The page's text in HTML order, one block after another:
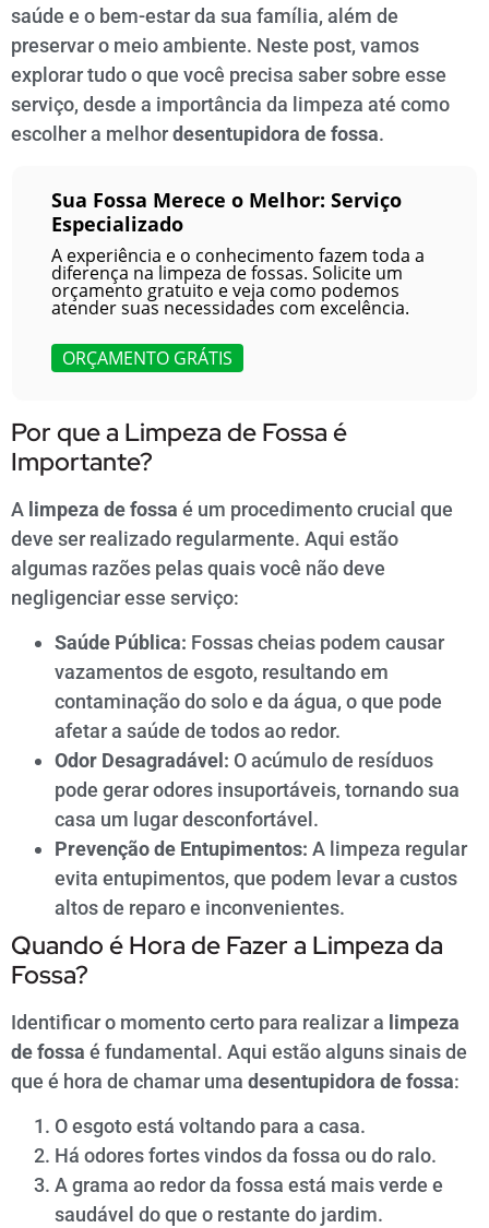
saúde e o bem-estar da sua família, além de
preservar o meio ambiente. Neste post, vamos
explorar tudo o que você precisa saber sobre esse
serviço, desde a importância da limpeza até como
escolher a melhordesentupidora de fossa.
Sua Fossa Merece o Melhor: Serviço
Especializado
A experiência e o conhecimento fazem toda a
diferença na limpeza de fossas. Solicite um
orçamento gratuito e veja como podemos
atender suas necessidades com excelência.
ORÇAMENTO GRÁTIS
Por que a Limpeza de Fossa é
Importante?
A limpeza de fossa é um procedimento crucial que
deve ser realizado regularmente. Aqui estão
algumas razões pelas quais você não deve
negligenciar esse serviço:
Saúde Pública: Fossas cheias podem causar
vazamentos de esgoto, resultando em
contaminação do solo e da água, o que pode
afetar a saúde de todos ao redor.
Odor Desagradável: O acúmulo de resíduos
pode gerar odores insuportáveis, tornando sua
casa um lugar desconfortável.
Prevenção de Entupimentos: A limpeza regular
evita entupimentos, que podem levar a custos
altos de reparo e inconvenientes.
Quando é Hora de Fazer a Limpeza da
Fossa?
Identificar o momento certo para realizar a limpeza
de fossa é fundamental. Aqui estão alguns sinais de
que é hora de chamar uma desentupidora de fossa:
O esgoto está voltando para a casa.
Há odores fortes vindos da fossa ou do ralo.
A grama ao redor da fossa está mais verde e
saudável do que o restante do jardim.